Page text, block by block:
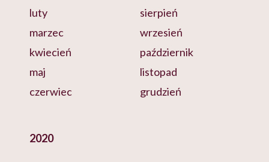
luty
marzec
kwiecień
maj
czerwiec
sierpień
wrzesień
październik
listopad
grudzień
2020